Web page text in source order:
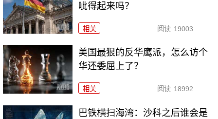
呲得起来吗？
相关 阅读 19003
美国最狠的反华鹰派，怎么访个
华还委屈上了？
相关 阅读 18992
巴铁横扫海湾：沙科之后谁会是